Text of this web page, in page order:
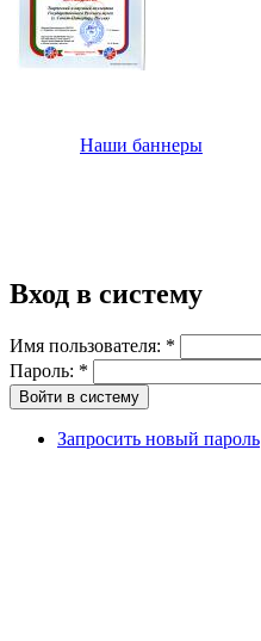
Наши баннеры
Вход в систему
Имя пользователя: *
Пароль: *
Запросить новый пароль